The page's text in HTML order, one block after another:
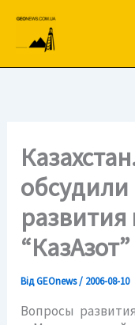
вмісту
“КазАзот”
ВідGEOnews/ 2006-08-10
Вопросы